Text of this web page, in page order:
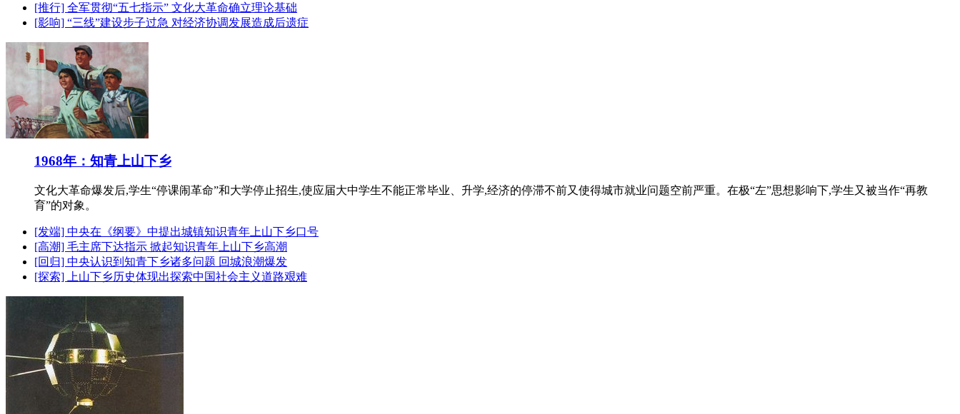
[推行] 全军贯彻“五七指示” 文化大革命确立理论基础
[影响] “三线”建设步子过急 对经济协调发展造成后遗症
1968年：知青上山下乡
文化大革命爆发后,学生“停课闹革命”和大学停止招生,使应届大中学生不能正常毕业、升学,经济的停滞不前又使得城市就业问题空前严重。在极“左”思想影响下,学生又被当作“再教
育”的对象。
[发端] 中央在《纲要》中提出城镇知识青年上山下乡口号
[高潮] 毛主席下达指示 掀起知识青年上山下乡高潮
[回归] 中央认识到知青下乡诸多问题 回城浪潮爆发
[探索] 上山下乡历史体现出探索中国社会主义道路艰难